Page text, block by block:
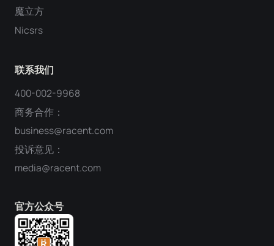
魔立方
Nicsrs
联系我们
400-002-9968
商务合作：
business@racent.com
投诉意见：
media@racent.com
官方公众号